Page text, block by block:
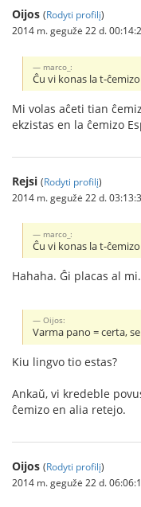
Oijos (Rodyti profilį)
2014 m. gegužė 22 d.
marco_:
Ĉu vi konas la t-
Mi volas aĉeti tian
ekzistas en la ĉemizo
Rejsi (Rodyti profilį)
2014 m. gegužė 22 d.
marco_:
Ĉu vi konas la t-
Hahaha. Ĝi placas al mi.
Oijos:
Varma pano = certa,
Kiu lingvo tio estas?
Ankaŭ, vi kredeble
ĉemizo en alia retejo.
Oijos (Rodyti profilį)
2014 m. gegužė 22 d.